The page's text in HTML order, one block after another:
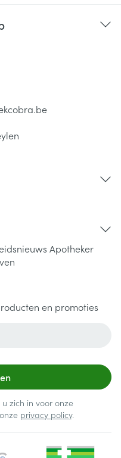
Apotheker
en promoties
u zich in voor onze
privacy policy.